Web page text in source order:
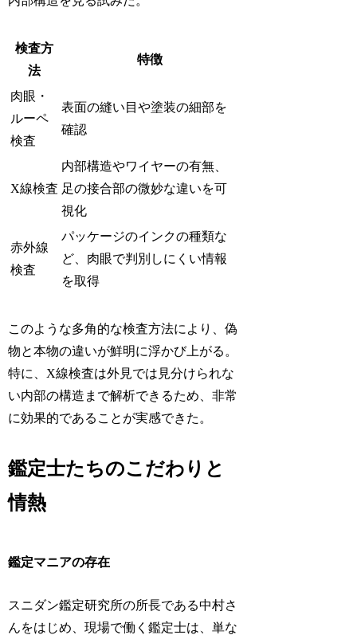
検査方
法
特徴
肉眼・
ルーペ
検査
表面の縫い目や塗装の細部を
確認
X線検査
内部構造やワイヤーの有無、
足の接合部の微妙な違いを可
視化
赤外線
検査
パッケージのインクの種類な
ど、肉眼で判別しにくい情報
を取得
このような多角的な検査方法により、偽
物と本物の違いが鮮明に浮かび上がる。
特に、X線検査は外見では見分けられな
い内部の構造まで解析できるため、非常
に効果的であることが実感できた。
鑑定士たちのこだわりと
情熱
鑑定マニアの存在
スニダン鑑定研究所の所長である中村さ
んをはじめ、現場で働く鑑定士は、単な